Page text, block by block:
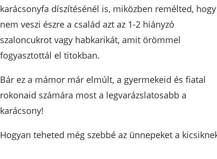
karácsonyfa díszítésénél is, miközben remélted, hogy
nem veszi észre a család azt az 1-2 hiányzó
szaloncukrot vagy habkarikát, amit örömmel
fogyasztottál el titokban.
Bár ez a mámor már elmúlt, a gyermekeid és fiatal
rokonaid számára most a legvarázslatosabb a
karácsony!
Hogyan teheted még szebbé az ünnepeket a